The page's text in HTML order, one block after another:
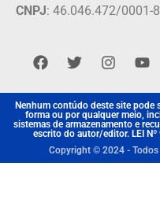
CNPJ: 46.046.472/0001-
Nenhum contúdo deste site
forma ou por qualquer meio,
sistemas de armazenamento e
escrito do autor/editor. LEI Nº
Copyright © 2024 - Todos